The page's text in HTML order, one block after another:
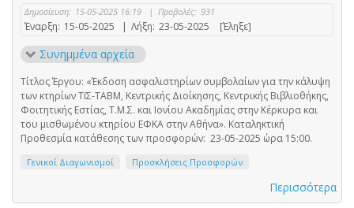
Δημοσίευση: 15-05-2025 16:19 | Προβολές: 931
Έναρξη: 15-05-2025 | Λήξη: 23-05-2025 [Έληξε]
Συνημμένα αρχεία
Τίτλος Έργου: «Έκδοση ασφαλιστηρίων συμβολαίων για την κάλυψη
των κτηρίων ΤΙΣ-ΤΑΒΜ, Κεντρικής Διοίκησης, Κεντρικής Βιβλιοθήκης,
Φοιτητικής Εστίας, Τ.Μ.Σ. και Ιονίου Ακαδημίας στην Κέρκυρα και
του μισθωμένου κτηρίου ΕΦΚΑ στην Αθήνα». Καταληκτική
Προθεσμία κατάθεσης των προσφορών: 23-05-2025 ώρα 15:00.
Γενικοί Διαγωνισμοί Προσκλήσεις Προσφορών
Περισσότερα